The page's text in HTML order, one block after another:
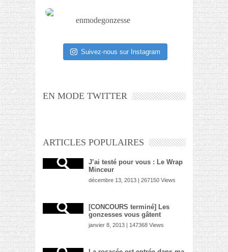
enmodegonzesse
Suivez-nous sur Instagram
EN MODE TWITTER
ARTICLES POPULAIRES
J’ai testé pour vous : Le Wrap
Minceur
décembre 13, 2013 | 267150 Views
[CONCOURS terminé] Les
gonzesses vous gâtent
janvier 8, 2013 | 147368 Views